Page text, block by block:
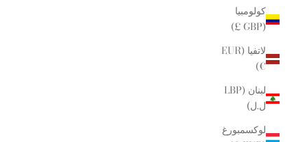
كولومبيا
(GBP £)
لاتفيا (EUR
€)
لبنان (LBP
ل.ل)
لوكسمبورغ